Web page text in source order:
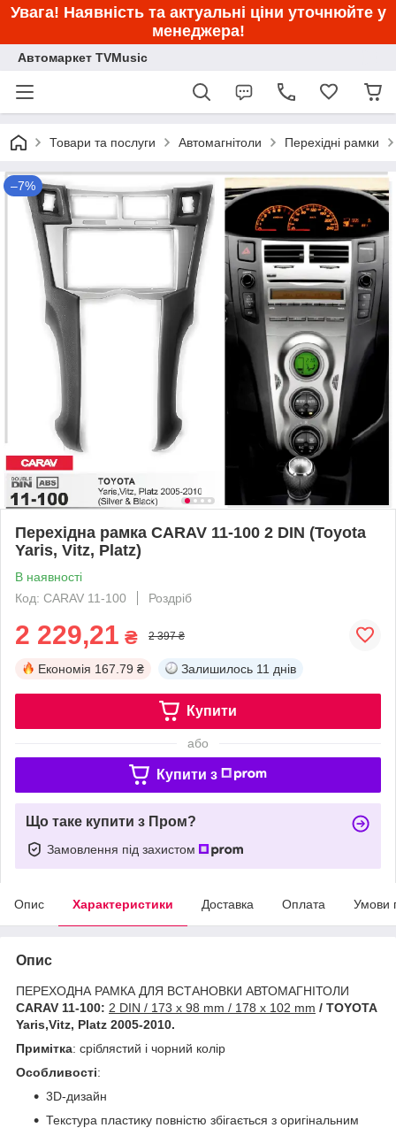
Увага! Наявність та актуальні ціни уточнюйте у
менеджера!
Автомаркет TVMusic
Товари та послуги Автомагнітоли Перехідні рамки
–7%
Перехідна рамка CARAV 11-100 2 DIN (Toyota
Yaris, Vitz, Platz)
В наявності
Код: CARAV 11-100
Роздріб
2 229,21 ₴ 2 397 ₴
Економія 167.79 ₴ Залишилось 11 днів
Купити
або
Купити з
Що таке купити з Пром?
Замовлення під захистом
Опис Характеристики Доставка Оплата Умови
Опис
ПЕРЕХОДНА РАМКА ДЛЯ ВСТАНОВКИ АВТОМАГНІТОЛИ
CARAV 11-100: 2 DIN / 173 x 98 mm / 178 x 102 mm / TOYOTA
Yaris,Vitz, Platz 2005-2010.
Примітка: сріблястий і чорний колір
Особливості:
3D-дизайн
Текстура пластику повністю збігається з оригінальним